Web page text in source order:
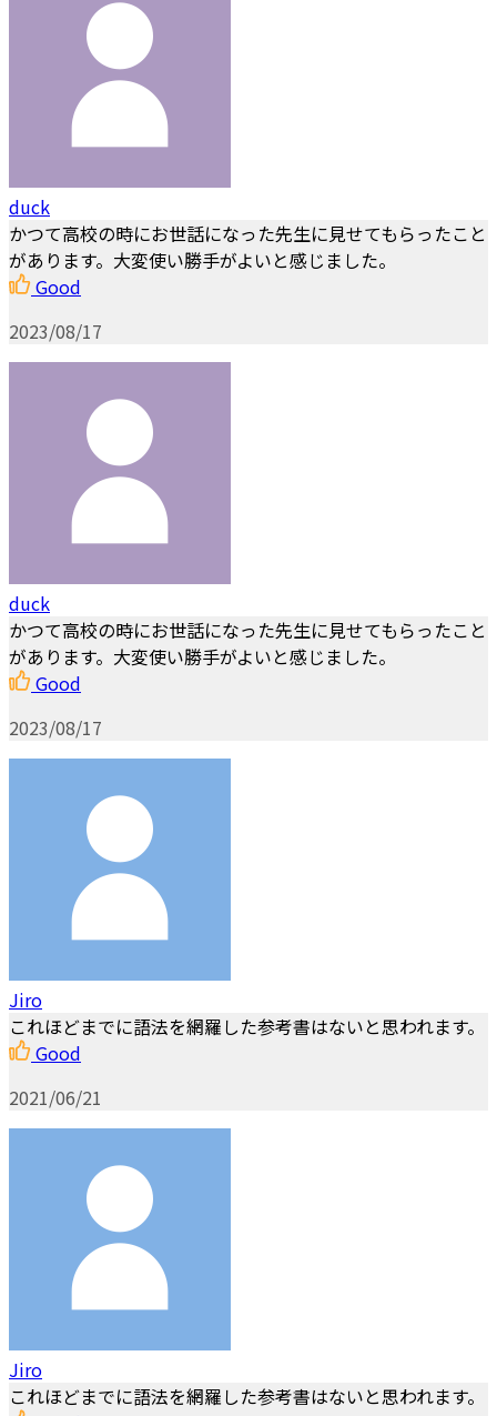
duck
かつて高校の時にお世話になった先生に見せてもらったこと
があります。大変使い勝手がよいと感じました。
Good
2023/08/17
duck
かつて高校の時にお世話になった先生に見せてもらったこと
があります。大変使い勝手がよいと感じました。
Good
2023/08/17
Jiro
これほどまでに語法を網羅した参考書はないと思われます。
Good
2021/06/21
Jiro
これほどまでに語法を網羅した参考書はないと思われます。